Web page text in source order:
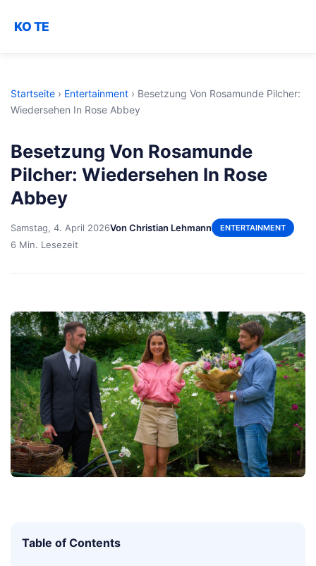
KO TE
Startseite › Entertainment › Besetzung Von Rosamunde Pilcher:
Wiedersehen In Rose Abbey
Besetzung Von Rosamunde
Pilcher: Wiedersehen In Rose
Abbey
Samstag, 4. April 2026Von Christian Lehmann ENTERTAINMENT
6 Min. Lesezeit
Table of Contents